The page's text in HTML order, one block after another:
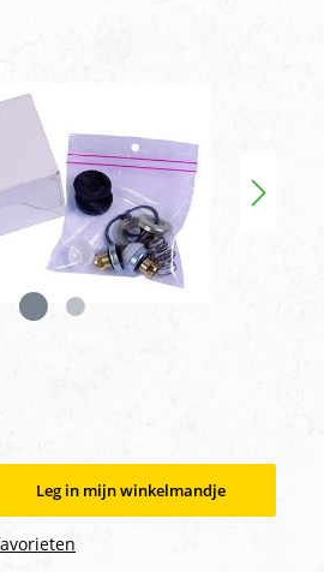
Leg in mijn winkelmandje